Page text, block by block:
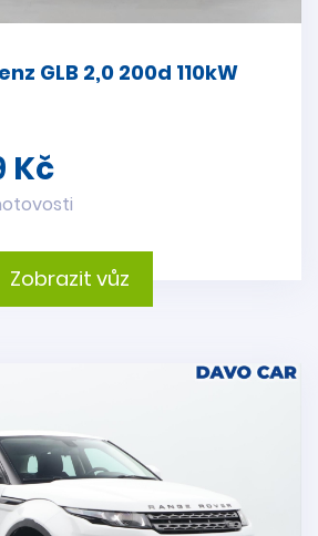
GLB 2,0 200d 110kW
Kč
Zobrazit vůz